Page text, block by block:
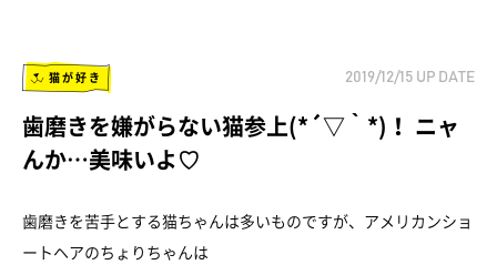
猫が好き 2019/12/15 UP DATE
歯磨きを嫌がらない猫参上(*´▽｀*)！ ニャ
んか…美味いよ♡
歯磨きを苦手とする猫ちゃんは多いものですが、アメリカンショ
ートヘアのちょりちゃんは